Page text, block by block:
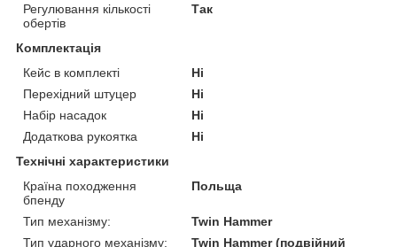
Регулювання кількості
обертів
Так
Комплектація
Кейс в комплекті
Ні
Перехідний штуцер
Ні
Набір насадок
Ні
Додаткова рукоятка
Ні
Технічні характеристики
Країна походження
бпенду
Польща
Тип механізму:
Twin Hammer
Тип ударного механізму:
Twin Hammer (подвійний